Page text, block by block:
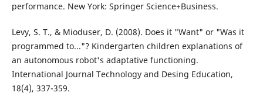
performance. New York: Springer Science+Business.
Levy, S. T., & Mioduser, D. (2008). Does it "Want" or "Was it
programmed to..."? Kindergarten children explanations of
an autonomous robot's adaptative functioning.
International Journal Technology and Desing Education,
18(4), 337-359.